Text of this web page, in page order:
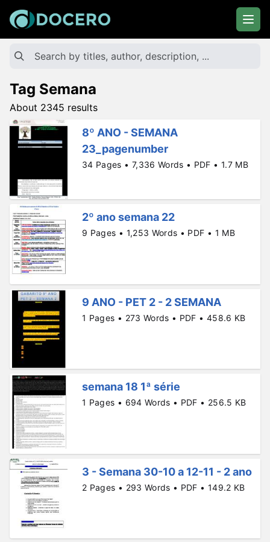
Tag Semana
About 2345 results
8º ANO - SEMANA
23_pagenumber
34 Pages • 7,336 Words • PDF • 1.7 MB
2º ano semana 22
9 Pages • 1,253 Words • PDF • 1 MB
9 ANO - PET 2 - 2 SEMANA
1 Pages • 273 Words • PDF • 458.6 KB
semana 18 1ª série
1 Pages • 694 Words • PDF • 256.5 KB
3 - Semana 30-10 a 12-11 - 2 ano
2 Pages • 293 Words • PDF • 149.2 KB